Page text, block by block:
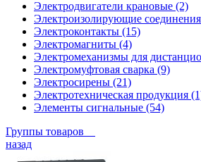
Электродвигатели крановые (2)
Электроизолирующие
Электроконтакты (15)
Электромагниты (4)
Электромеханизмы для
Электромуфтовая сварка (9)
Электросирены (21)
Электротехническая продукция
Элементы сигнальные (54)
Группы товаров
назад